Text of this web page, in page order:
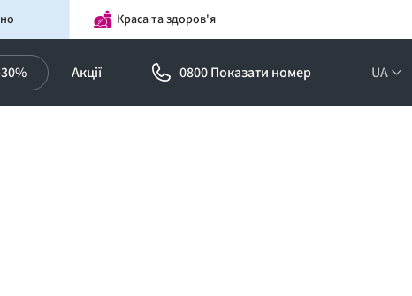
Краса та здоров'я
Акції 0800 Показати номер UA